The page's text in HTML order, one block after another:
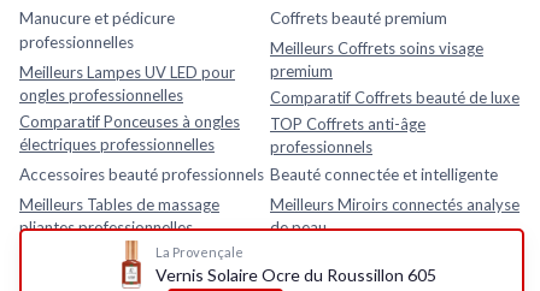
La Provençale
Vernis Solaire Ocre du Roussillon 605
Manucure et pédicure
professionnelles
Meilleurs Lampes UV LED pour
ongles professionnelles
Comparatif Ponceuses à ongles
électriques professionnelles
Coffrets beauté premium
Meilleurs Coffrets soins visage
premium
Comparatif Coffrets beauté de luxe
TOP Coffrets anti-âge
professionnels
Accessoires beauté professionnels
Meilleurs Tables de massage
pliantes professionnelles
Comparatif Loupes esthétiques
avec lampe LED
Beauté connectée et intelligente
Meilleurs Miroirs connectés analyse
de peau
électroniques